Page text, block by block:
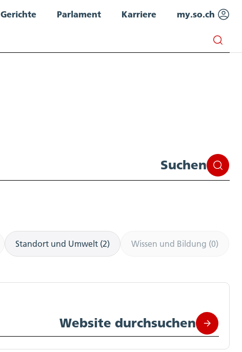
Gerichte Parlament Karriere my.so.ch
Suchen
Standort und Umwelt (2) Wissen und Bildung (0)
Website durchsuchen